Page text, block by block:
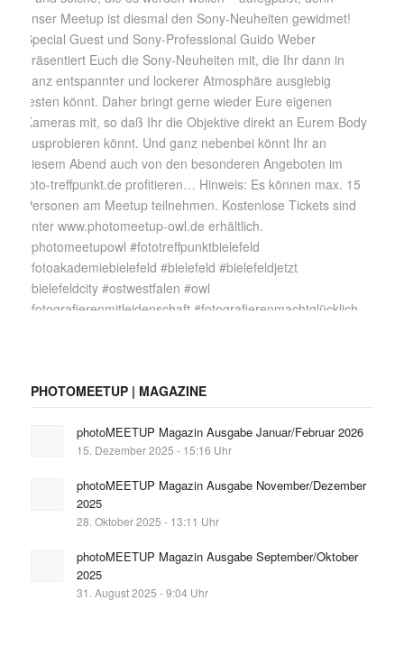
PHOTOMEETUP | MAGAZINE
photoMEETUP Magazin Ausgabe Januar/Februar 2026
15. Dezember 2025 - 15:16 Uhr
photoMEETUP Magazin Ausgabe November/Dezember
2025
28. Oktober 2025 - 13:11 Uhr
photoMEETUP Magazin Ausgabe September/Oktober
2025
31. August 2025 - 9:04 Uhr